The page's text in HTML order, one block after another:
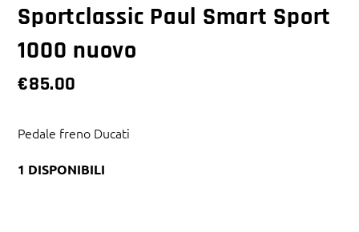
Sportclassic Paul Smart Sport
1000 nuovo
€85.00
Pedale freno Ducati
1 DISPONIBILI